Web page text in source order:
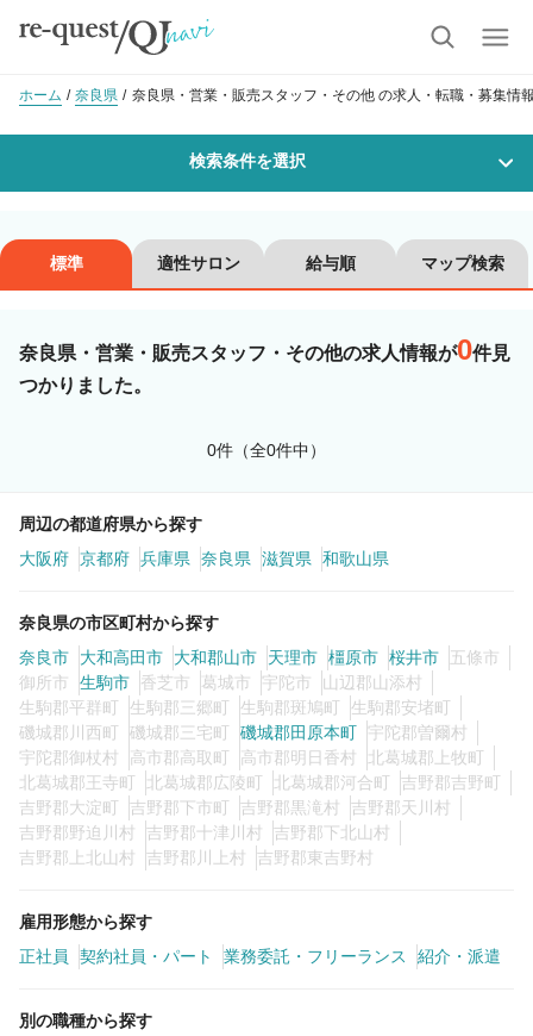
ホーム 奈良県 奈良県・営業・販売スタッフ・その他 の求人・転職・募集情
検索条件を選択
沿線・駅を選択 市区町村を選択
ネイリスト
講師・インストラクター 営業・販売スタッフ・その他
雇用形態
正社員 契約社員・パート
業務委託・フリーランス
詳細条件
標準 適性サロン 給与順 マップ検索
奈良県・営業・販売スタッフ・その他の求人情報が0件見
つかりました。
0件（全0件中）
周辺の都道府県から探す
大阪府 京都府 兵庫県 奈良県 滋賀県 和歌山県
奈良県の市区町村から探す
奈良市
大和高田市 大和郡山市 天理市 橿原市 桜井市
五條市
御所市
生駒市 香芝市 葛城市 宇陀市
山辺郡山添村
生駒郡平群町
生駒郡三郷町 生駒郡斑鳩町
生駒郡安堵町
磯城郡川西町
磯城郡三宅町 磯城郡田原本町
宇陀郡曽爾村
宇陀郡御杖村
高市郡高取町 高市郡明日香村
北葛城郡上牧町
北葛城郡王寺町
北葛城郡広陵町 北葛城郡河合町
吉野郡吉野町
吉野郡大淀町
吉野郡下市町 吉野郡黒滝村
吉野郡天川村
吉野郡野迫川村
吉野郡十津川村
吉野郡下北山村
吉野郡上北山村
吉野郡川上村 吉野郡東吉野村
雇用形態から探す
正社員
契約社員・パート 業務委託・フリーランス 紹介・派遣
別の職種から探す